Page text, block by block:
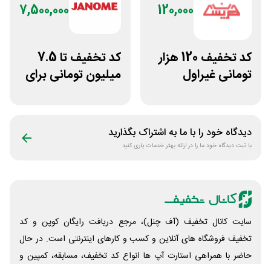
120,000
کد تخفیف 120 هزار
تومانی غیراول
7,500,000
کد تخفیف تا 7.5
میلیون تومانی برای
دیدگاه خود را با ما به اشتراک بگذارید
با ثبت دیدگاه خود ما را در ارائه بهتر خدمات یاری کنید
سایت کانال تخفیف (آف چنل)، مرجع دریافت رایگان کوپن و کد
تخفیف فروشگاه های آنلاین و کسب و‌ کارهای اینترنتی است. در حال
حاضر با همراهی استارت آپ ها انواع کد تخفیف، مسابقه، کمپین و